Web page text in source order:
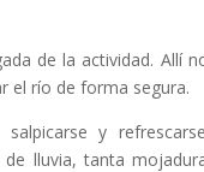
de la actividad. Allí
el río de forma segura.
y
lluvia, tanta